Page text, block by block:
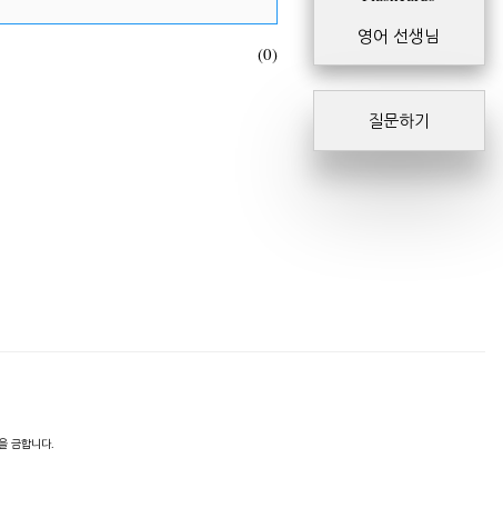
(0)
영어 선생님
질문하기
금합니다.